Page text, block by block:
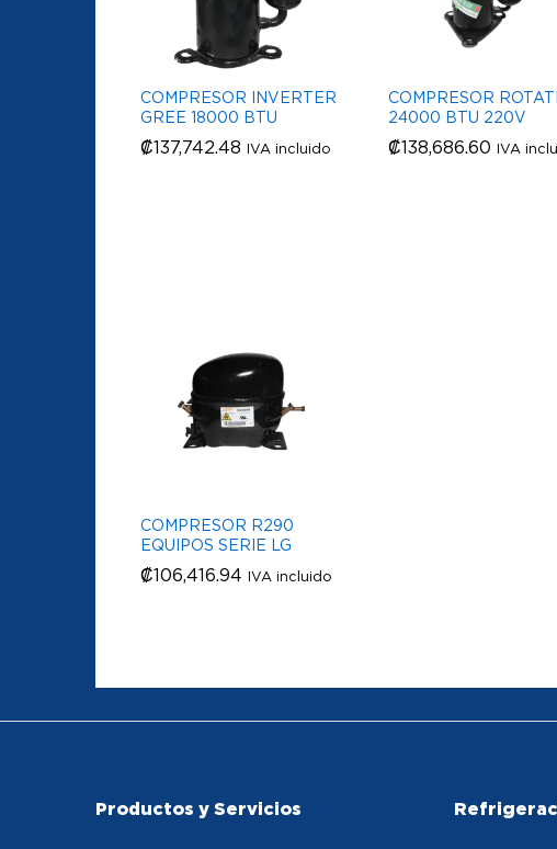
COMPRESOR INVERTER
GREE 18000 BTU
₡137,742.48 IVA incluido
₡137,742.48
COMPRESOR
24000 BTU 220V
₡138,686.60 IVA
₡138,686.60
COMPRESOR R290
EQUIPOS SERIE LG
₡106,416.94 IVA incluido
₡106,416.94
Productos y Servicios